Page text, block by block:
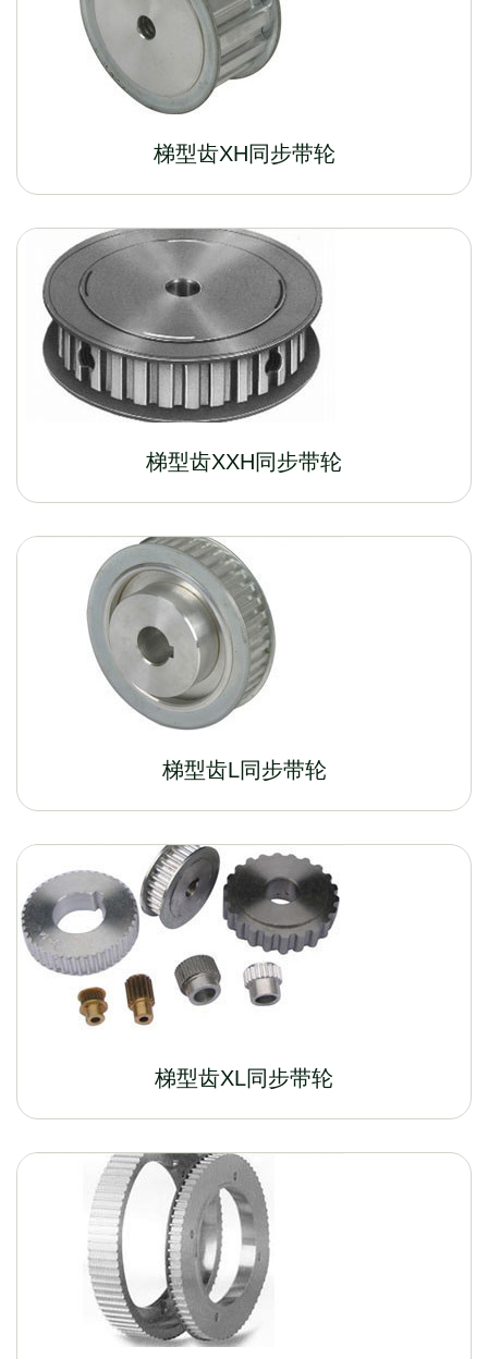
梯型齿XH同步带轮
梯型齿XXH同步带轮
梯型齿L同步带轮
梯型齿XL同步带轮